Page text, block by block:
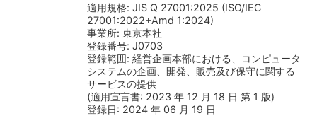
適⽤規格: JIS Q 27001:2025 (ISO/IEC
27001:2022+Amd 1:2024)
事業所: 東京本社
登録番号: J0703
登録範囲: 経営企画本部における、コンピュータ
システムの企画、開発、販売及び保守に関する
サービスの提供
(適用宣言書: 2023 年 12 月 18 日 第 1 版)
登録日: 2024 年 06 月 19 日